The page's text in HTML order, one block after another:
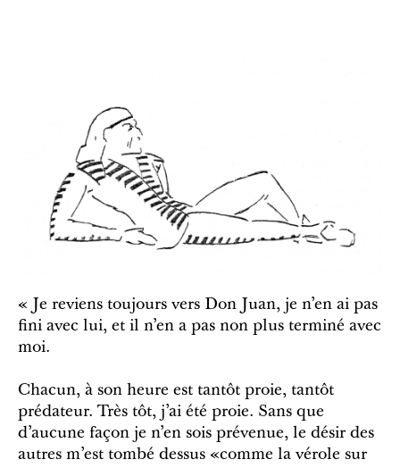
« Je reviens toujours vers Don Juan, je n’en ai pas
fini avec lui, et il n’en a pas non plus terminé avec
moi.
Chacun, à son heure est tantôt proie, tantôt
prédateur. Très tôt, j’ai été proie. Sans que
d’aucune façon je n’en sois prévenue, le désir des
autres m’est tombé dessus «comme la vérole sur